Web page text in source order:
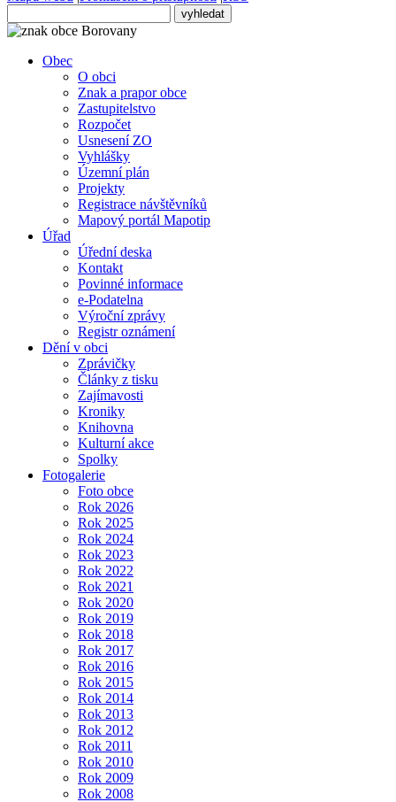
Obec
O obci
Znak a prapor obce
Zastupitelstvo
Rozpočet
Usnesení ZO
Vyhlášky
Územní plán
Projekty
Registrace návštěvníků
Mapový portál Mapotip
Úřad
Úřední deska
Kontakt
Povinné informace
e-Podatelna
Výroční zprávy
Registr oznámení
Dění v obci
Zprávičky
Články z tisku
Zajímavosti
Kroniky
Knihovna
Kulturní akce
Spolky
Fotogalerie
Foto obce
Rok 2026
Rok 2025
Rok 2024
Rok 2023
Rok 2022
Rok 2021
Rok 2020
Rok 2019
Rok 2018
Rok 2017
Rok 2016
Rok 2015
Rok 2014
Rok 2013
Rok 2012
Rok 2011
Rok 2010
Rok 2009
Rok 2008